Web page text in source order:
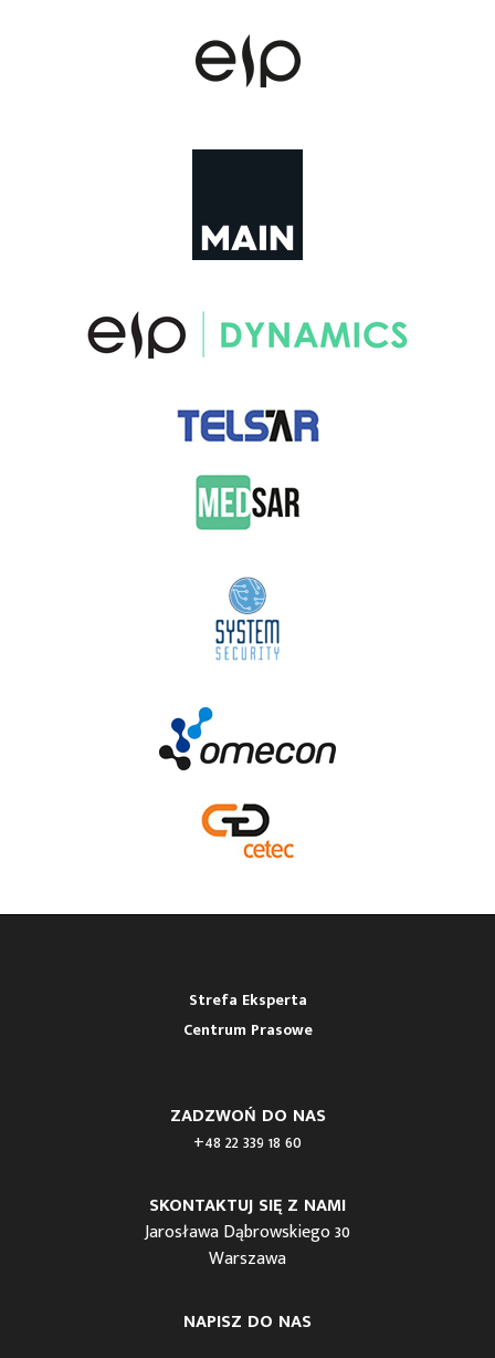
Strefa Eksperta
Centrum Prasowe
ZADZWOŃ DO NAS
+48 22 339 18 60
SKONTAKTUJ SIĘ Z NAMI
Jarosława Dąbrowskiego 30
Warszawa
NAPISZ DO NAS